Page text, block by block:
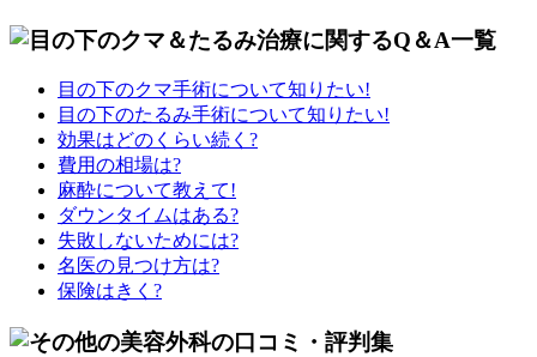
目の下のクマ手術について知りたい!
目の下のたるみ手術について知りたい!
効果はどのくらい続く?
費用の相場は?
麻酔について教えて!
ダウンタイムはある?
失敗しないためには?
名医の見つけ方は?
保険はきく?